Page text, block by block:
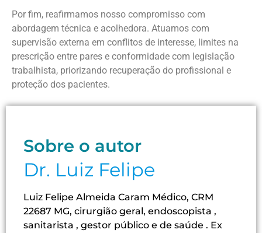
Por fim, reafirmamos nosso compromisso com
abordagem técnica e acolhedora. Atuamos com
supervisão externa em conflitos de interesse, limites na
prescrição entre pares e conformidade com legislação
trabalhista, priorizando recuperação do profissional e
proteção dos pacientes.
Sobre o autor
Dr. Luiz Felipe
Luiz Felipe Almeida Caram Médico, CRM
22687 MG, cirurgião geral, endoscopista ,
sanitarista , gestor público e de saúde . Ex